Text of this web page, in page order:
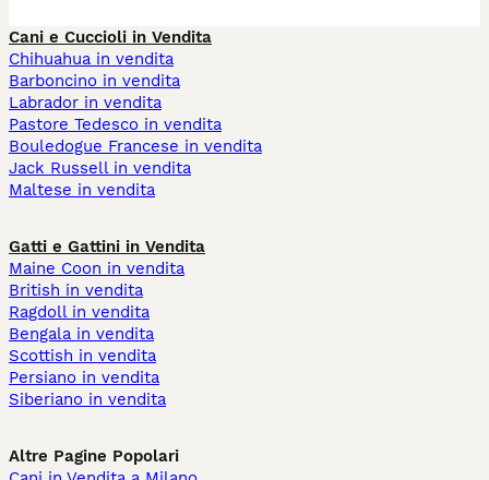
Cani e Cuccioli in Vendita
Chihuahua in vendita
Barboncino in vendita
Labrador in vendita
Pastore Tedesco in vendita
Bouledogue Francese in vendita
Jack Russell in vendita
Maltese in vendita
Gatti e Gattini in Vendita
Maine Coon in vendita
British in vendita
Ragdoll in vendita
Bengala in vendita
Scottish in vendita
Persiano in vendita
Siberiano in vendita
Altre Pagine Popolari